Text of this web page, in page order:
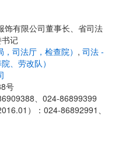
饰有限公司董事长、省司法
记
司法厅，检查院） , 司法 -
、劳改队）
号
、024-86899399
）：024-86892991、